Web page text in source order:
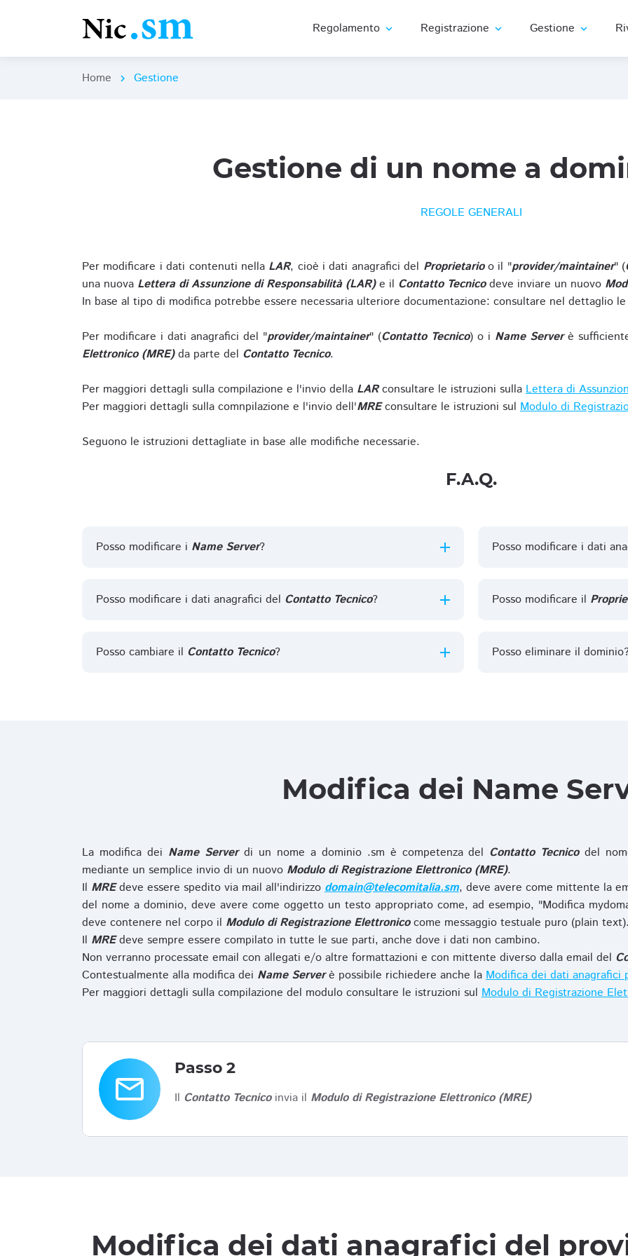
Regolamento expand_more Registrazione expand_more Gestione expand_more
Home chevron_right Gestione
Gestione di un nome a
REGOLE GENERALI
Per modificare i dati contenuti nella LAR, cioè i dati anagrafici del Proprietarioo il "provider/maintainer" (
una nuova Lettera di Assunzione di Responsabilità (LAR)e il Contatto Tecnicodeve inviare un nuovo
In base al tipo di modifica potrebbe essere necessaria ulteriore documentazione: consultare nel dettaglio
Per modificare i dati anagrafici del "provider/maintainer" (Contatto Tecnico) o i Name Serverè
Elettronico (MRE)da parte del Contatto Tecnico.
Per maggiori dettagli sulla compilazione e l'invio della LARconsultare le istruzioni sulla Lettera di
Per maggiori dettagli sulla comnpilazione e l'invio dell'MREconsultare le istruzioni sul Modulo di
Seguono le istruzioni dettagliate in base alle modifiche necessarie.
F.A.Q.
Posso modificare i Name Server?
Posso modificare i dati anagrafici del Contatto Tecnico?
Posso cambiare il Contatto Tecnico?
Posso modificare i dati
Posso modificare il
Posso eliminare il
Modifica dei Name
La modifica dei Name Serverdi un nome a dominio .sm è competenza del Contatto Tecnicodel
mediante un semplice invio di un nuovo Modulo di Registrazione Elettronico (MRE).
Il MREdeve essere spedito via mail all'indirizzo domain@telecomitalia.sm, deve avere come mittente la
del nome a dominio, deve avere come oggetto un testo appropriato come, ad esempio, "Modifica
deve contenere nel corpo il Modulo di Registrazione Elettronicocome messaggio testuale puro (plain
Il MREdeve sempre essere compilato in tutte le sue parti, anche dove i dati non cambino.
Non verranno processate email con allegati e/o altre formattazioni e con mittente diverso dalla email del
Contestualmente alla modifica dei Name Serverè possibile richiedere anche la Modifica dei dati anagrafici
Per maggiori dettagli sulla compilazione del modulo consultare le istruzioni sul Modulo di Registrazione
email
Passo 2
Il Contatto Tecnicoinvia il Modulo di Registrazione Elettronico (MRE)
Modifica dei dati anagrafici del